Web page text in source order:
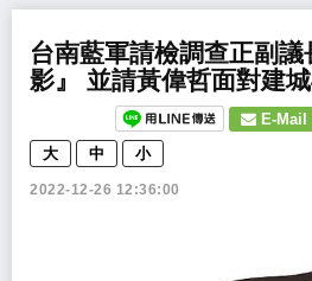
台南藍軍請檢調查正副
影』 並請黃偉哲面對建
E-Mail
大
中 小
2022-12-26 12:36:00